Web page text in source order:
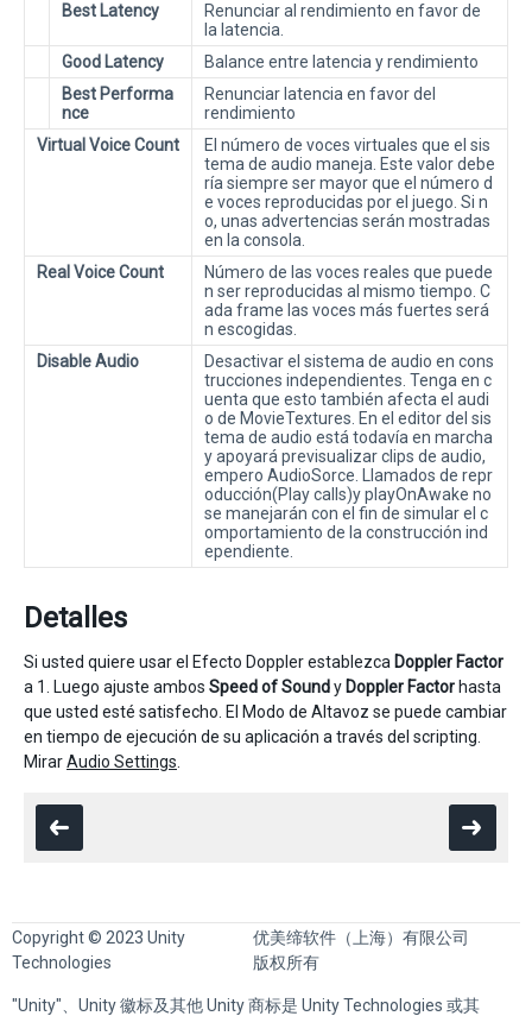
Best Latency
Renunciar al rendimiento en favor de
la latencia.
Good Latency
Balance entre latencia y rendimiento
Best Performa
nce
Renunciar latencia en favor del
rendimiento
Virtual Voice Count
El número de voces virtuales que el sis
tema de audio maneja. Este valor debe
ría siempre ser mayor que el número d
e voces reproducidas por el juego. Si n
o, unas advertencias serán mostradas
en la consola.
Real Voice Count
Número de las voces reales que puede
n ser reproducidas al mismo tiempo. C
ada frame las voces más fuertes será
n escogidas.
Disable Audio
Desactivar el sistema de audio en cons
trucciones independientes. Tenga en c
uenta que esto también afecta el audi
o de MovieTextures. En el editor del sis
tema de audio está todavía en marcha
y apoyará previsualizar clips de audio,
empero AudioSorce. Llamados de repr
oducción(Play calls)y playOnAwake no
se manejarán con el fin de simular el c
omportamiento de la construcción ind
ependiente.
Detalles
Si usted quiere usar el Efecto Doppler establezca Doppler Factor
a 1. Luego ajuste ambos Speed of Soundy Doppler Factor hasta
que usted esté satisfecho. El Modo de Altavoz se puede cambiar
en tiempo de ejecución de su aplicación a través del scripting.
MirarAudio Settings
Copyright © 2023 Unity
Technologies
优美缔软件（上海）有限公司
版权所有
"Unity"、Unity 徽标及其他 Unity 商标是 Unity Technologies 或其